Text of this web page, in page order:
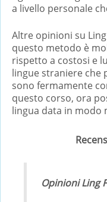
a livello personale
Altre opinioni su
questo metodo è
rispetto a costosi e
lingue straniere che
sono fermamente
questo corso, ora
lingua data in modo
Opinioni Ling